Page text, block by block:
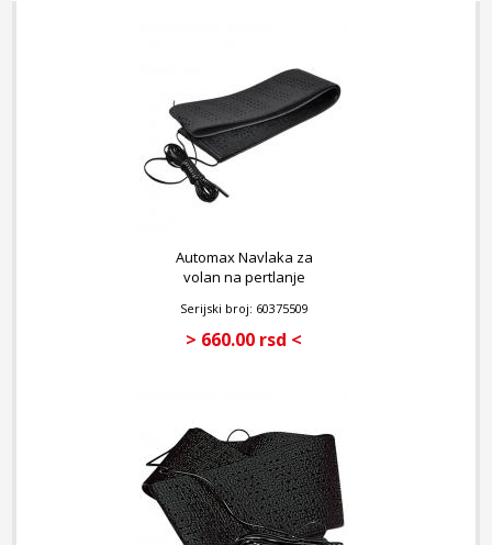
Automax Navlaka za
volan na pertlanje
Serijski broj: 60375509
> 660.00 rsd <